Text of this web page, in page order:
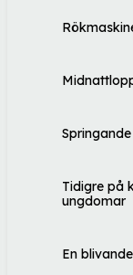
Tidigre på
ungdomar
En